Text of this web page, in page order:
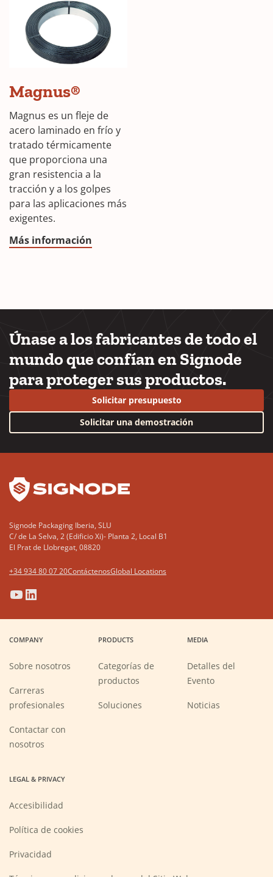
Magnus®
Magnus es un fleje de
acero laminado en frío y
tratado térmicamente
que proporciona una
gran resistencia a la
tracción y a los golpes
para las aplicaciones más
exigentes.
Más información
Únase a los fabricantes de todo el
mundo que confían en Signode
para proteger sus productos.
Solicitar presupuesto
Solicitar una demostración
Signode Packaging Iberia, SLU
C/ de La Selva, 2 (Edificio Xi)- Planta 2, Local B1
El Prat de Llobregat, 08820
+34 934 80 07 20ContáctenosGlobal Locations
(Opens
in
new
window)
(Opens
in
new
window)
(Opens
in
new
window)
(Opens
in
new
window)
COMPANY
Sobre nosotros
Carreras
profesionales
new
Contactar con
nosotros
PRODUCTS
Categorías de
productos
Soluciones
MEDIA
Detalles del
Evento
Noticias
LEGAL & PRIVACY
Accesibilidad
Política de cookies
Privacidad